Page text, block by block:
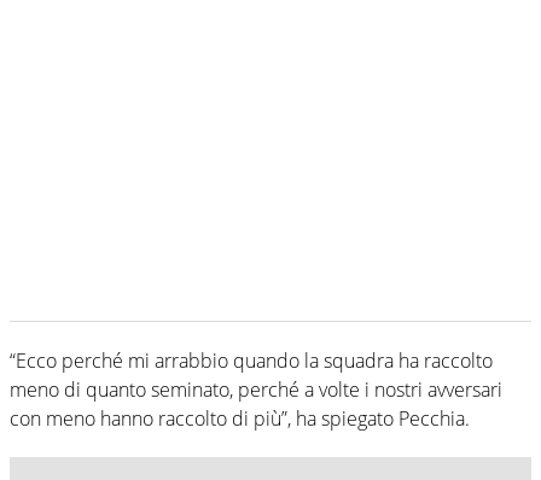
“Ecco perché mi arrabbio quando la squadra ha raccolto
meno di quanto seminato, perché a volte i nostri avversari
con meno hanno raccolto di più”, ha spiegato Pecchia.